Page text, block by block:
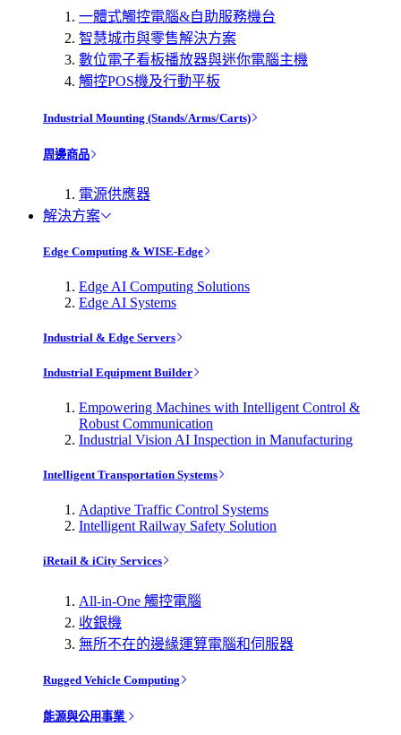
一體式觸控電腦&自助服務機台
智慧城市與零售解決方案
數位電子看板播放器與迷你電腦主機
觸控POS機及行動平板
Industrial Mounting (Stands/Arms/Carts)
周邊商品
電源供應器
解決方案
Edge Computing & WISE-Edge
Edge AI Computing Solutions
Edge AI Systems
Industrial & Edge Servers
Industrial Equipment Builder
Empowering Machines with Intelligent Control &
Robust Communication
Industrial Vision AI Inspection in Manufacturing
Intelligent Transportation Systems
Adaptive Traffic Control Systems
Intelligent Railway Safety Solution
iRetail & iCity Services
All-in-One 觸控電腦
收銀機
無所不在的邊緣運算電腦和伺服器
Rugged Vehicle Computing
能源與公用事業